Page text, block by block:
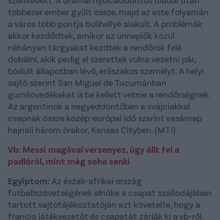
többezer ember gyűlt össze, majd az este folyamán
a város több pontja bulihellyé alakult. A problémák
akkor kezdődtek, amikor az ünneplők közül
néhányan tárgyakat kezdtek a rendőrök felé
dobálni, akik pedig el szerettek volna vezetni pár,
bódult állapotban lévő, erőszakos személyt. A helyi
sajtó szerint San Miguel de Tucumánban
gumilövedékeket is be kellett vetnie a rendőrségnek.
Az argentinok a negyeddöntőben a svájciakkal
csapnak össze közép-európai idő szerint vasárnap
hajnali három órakor, Kansas Cityben. (MTI)
Vb: Messi magával versenyez, úgy állt fel a
padlóról, mint még soha senki
Egyiptom: Az észak-afrikai ország
futballszövetségének elnöke a csapat szállodájában
tartott sajtótájékoztatóján azt követelte, hogy a
francia játékvezetőt és csapatát zárják ki a vb-ről,